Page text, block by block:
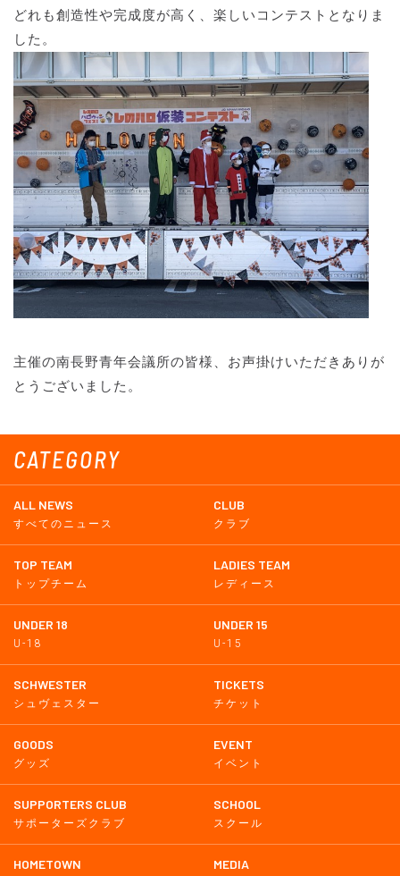
CATEGORY
ALL NEWS
すべてのニュース
CLUB
クラブ
TOP TEAM
トップチーム
LADIES TEAM
レディース
UNDER 18
U-18
UNDER 15
U-15
SCHWESTER
シュヴェスター
TICKETS
チケット
GOODS
グッズ
EVENT
イベント
SUPPORTERS CLUB
サポーターズクラブ
SCHOOL
スクール
HOMETOWN MEDIA
どれも創造性や完成度が高く、楽しいコンテストとなりま
した。
主催の南長野青年会議所の皆様、お声掛けいただきありが
とうございました。